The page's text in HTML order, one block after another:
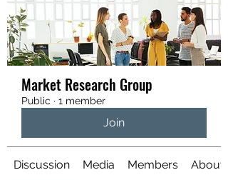
Market Research Group
Public · 1 member
Join
Discussion Media Members About